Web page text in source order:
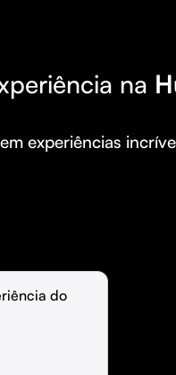
na
experiências
do